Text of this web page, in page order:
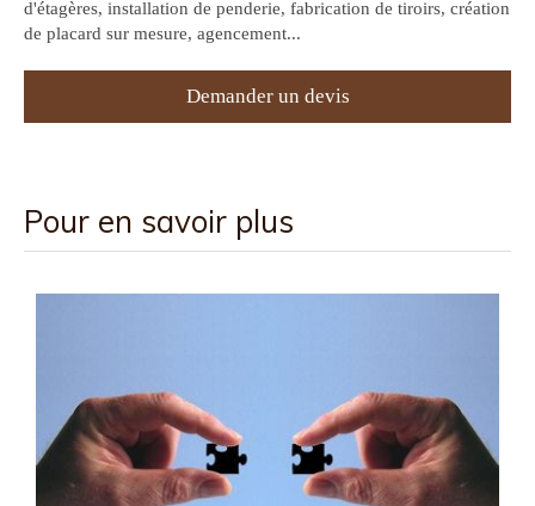
d'étagères, installation de penderie, fabrication de tiroirs, création
de placard sur mesure, agencement...
Demander un devis
Pour en savoir plus